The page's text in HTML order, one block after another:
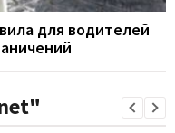
для водителей